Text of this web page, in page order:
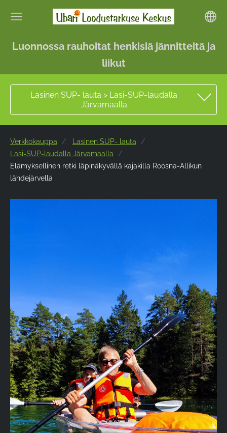
Luonnossa rauhoitat henkisiä jännitteitä ja
liikut
Lasinen SUP- lauta > Lasi-SUP-laudalla
Järvamaalla
Verkkokauppa
Lasinen SUP- lauta
Lasi-SUP-laudalla Järvamaalla
Elämyksellinen retki läpinäkyvällä kajakilla Roosna-Allikun
lähdejärvellä